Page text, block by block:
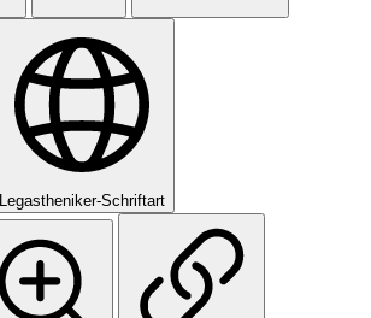
Legastheniker-Schriftart